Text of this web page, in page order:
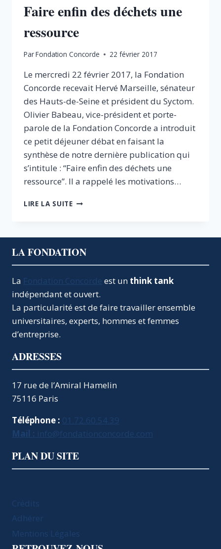
Faire enfin des déchets une
ressource
ParFondation Concorde 22 février 2017
Le mercredi 22 février 2017, la Fondation
Concorde recevait Hervé Marseille, sénateur
des Hauts-de-Seine et président du Syctom.
Olivier Babeau, vice-président et porte-
parole de la Fondation Concorde a introduit
ce petit déjeuner débat en faisant la
synthèse de notre dernière publication qui
s’intitule : “Faire enfin des déchets une
ressource”. Il a rappelé les motivations…
LIRE LA SUITEFAIRE
RESSOURCE
LA FONDATION
La Fondation Concorde est un think tank
indépendant et ouvert.
La particularité est de faire travailler ensemble
universitaires, experts, hommes et femmes
d’entreprise.
ADRESSES
17 rue de l’Amiral Hamelin
75116 Paris
Téléphone : 01.72.60.54.39
Mail : info@fondationconcorde.com
PLAN DU SITE
Crédits
Adhérer
Mentions Légales